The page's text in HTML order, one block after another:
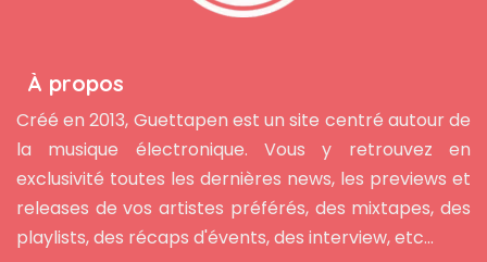
À propos
Créé en 2013, Guettapen est un site centré autour de
la musique électronique. Vous y retrouvez en
exclusivité toutes les dernières news, les previews et
releases de vos artistes préférés, des mixtapes, des
playlists, des récaps d'évents, des interview, etc...